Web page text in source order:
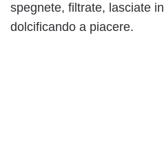
spegnete, filtrate, lasciate
dolcificando a piacere.